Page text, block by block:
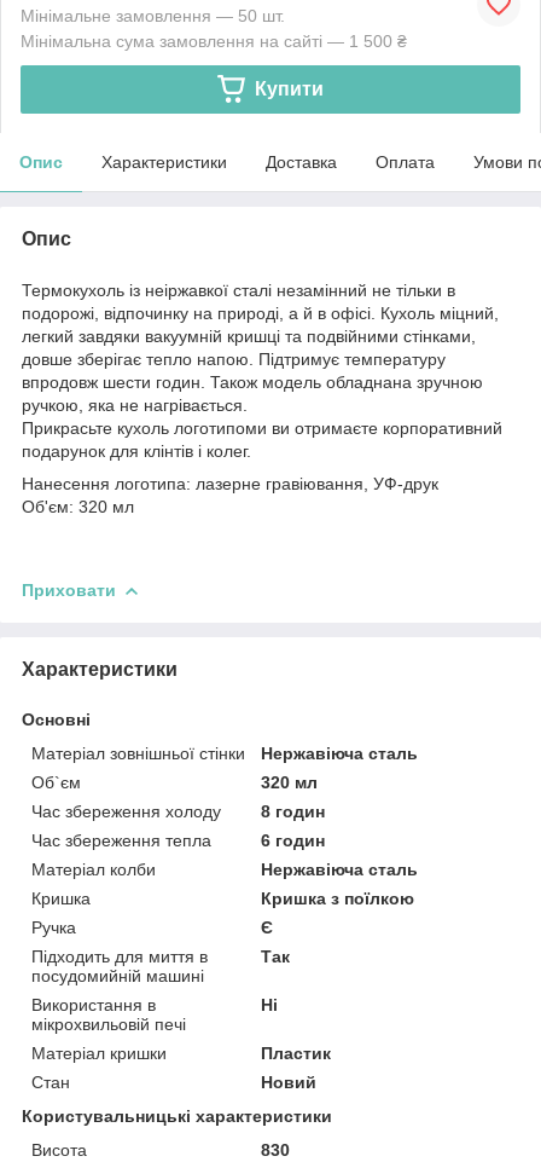
Мінімальне замовлення — 50 шт.
Мінімальна сума замовлення на сайті — 1 500 ₴
Купити
Опис Характеристики Доставка Оплата Умови
Опис
Термокухоль із неіржавкої сталі незамінний не тільки в
подорожі, відпочинку на природі, а й в офісі. Кухоль міцний,
легкий завдяки вакуумній кришці та подвійними стінками,
довше зберігає тепло напою. Підтримує температуру
впродовж шести годин. Також модель обладнана зручною
ручкою, яка не нагрівається.
Прикрасьте кухоль логотипоми ви отримаєте корпоративний
подарунок для клінтів і колег.
Нанесення логотипа: лазерне гравіювання, УФ-друк
Об'єм: 320 мл
Приховати
Характеристики
Основні
Матеріал зовнішньої стінки
Нержавіюча сталь
Об`єм
320 мл
Час збереження холоду
8 годин
Час збереження тепла
6 годин
Матеріал колби
Нержавіюча сталь
Кришка
Кришка з поїлкою
Ручка
Є
Підходить для миття в
посудомийній машині
Так
Використання в
мікрохвильовій печі
Ні
Матеріал кришки
Пластик
Стан
Новий
Користувальницькі характеристики
Висота
830